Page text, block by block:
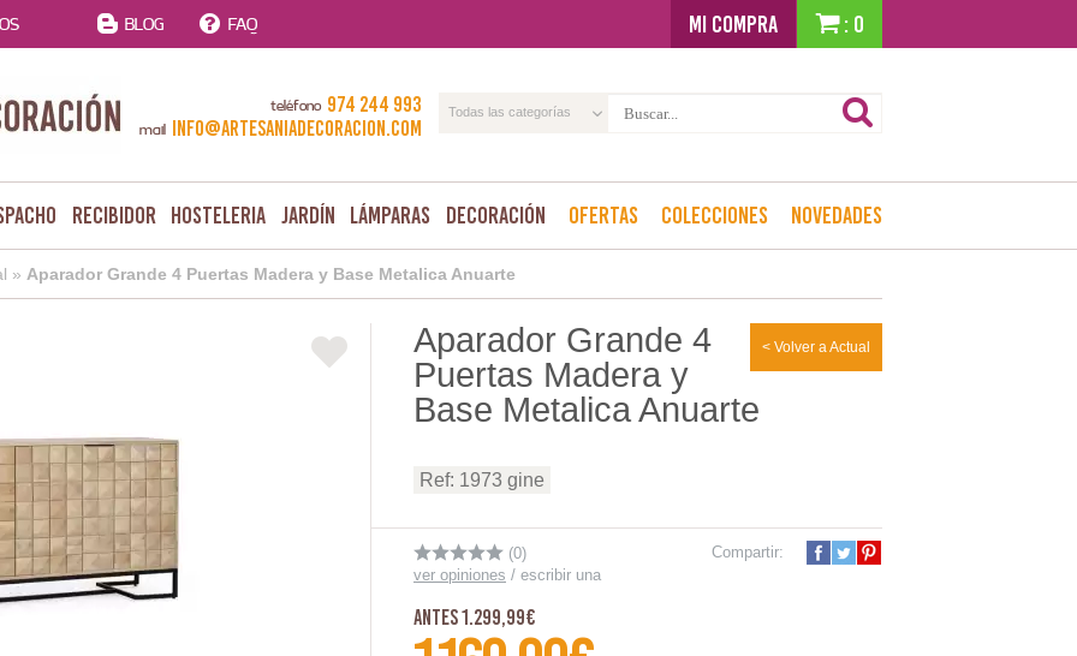
BLOG FAQ MI COMPRA : 0
teléfono 974 244 993
mail info@artesaniadecoracion.com
Todas las categorías
Recibidor Hosteleria Jardín Lámparas Decoración Ofertas Colecciones Novedades
» Aparador Grande 4 Puertas Madera y Base Metalica Anuarte
< Volver a Actual
Aparador Grande 4
Puertas Madera y
Base Metalica Anuarte
Ref: 1973 gine
(0)
ver opiniones / escribir una
Compartir:
Antes 1.299,99€